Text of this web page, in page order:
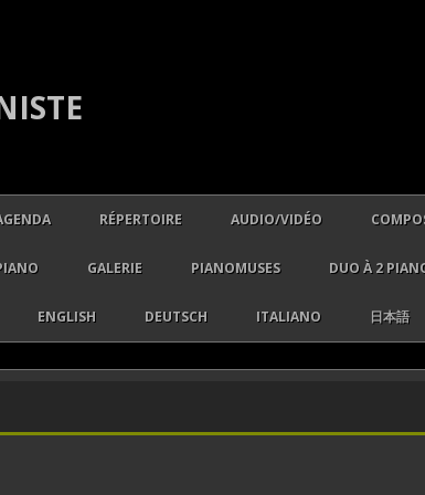
Aller au contenu principal
RÉPERTOIRE AUDIO/VIDÉO
MUSIQUES BAROQUES
MUSIQUES CLASSIQUES
GALERIE PIANOMUSES
VIDÉOS JUIN 2018
DUO À 2
ENGLISH DEUTSCH ITALIANO 日本語